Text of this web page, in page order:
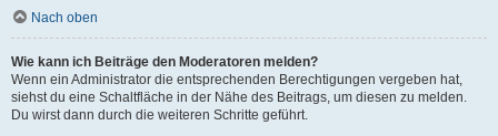
Nach oben
Wie kann ich Beiträge den Moderatoren melden?
Wenn ein Administrator die entsprechenden Berechtigungen vergeben hat,
siehst du eine Schaltfläche in der Nähe des Beitrags, um diesen zu melden.
Du wirst dann durch die weiteren Schritte geführt.